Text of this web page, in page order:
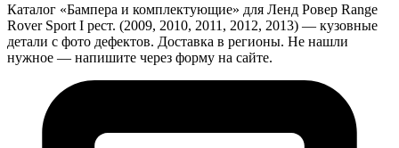
Каталог «Бампера и комплектующие» для Ленд Ровер Range
Rover Sport I рест. (2009, 2010, 2011, 2012, 2013) — кузовные
детали с фото дефектов. Доставка в регионы. Не нашли
нужное — напишите через форму на сайте.